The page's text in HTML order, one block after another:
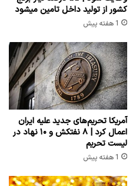
کشور از تولید داخل تامین میشود
1 هفته پیش
آمریکا تحریم‌های جدید علیه ایران
اعمال کرد | ۸ نفتکش و ۱۰ نهاد در
لیست تحریم
1 هفته پیش